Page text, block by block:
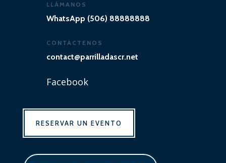
LLÁMANOS
WhatsApp (506) 88888888
CONTÁCTENOS
contact@parrilladascr.net
Facebook
RESERVAR UN EVENTO